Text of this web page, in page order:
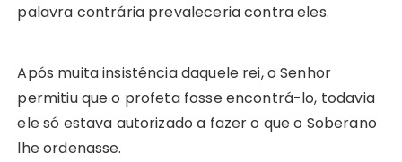
palavra contrária prevaleceria contra eles.
Após muita insistência daquele rei, o Senhor
permitiu que o profeta fosse encontrá-lo, todavia
ele só estava autorizado a fazer o que o Soberano
lhe ordenasse.